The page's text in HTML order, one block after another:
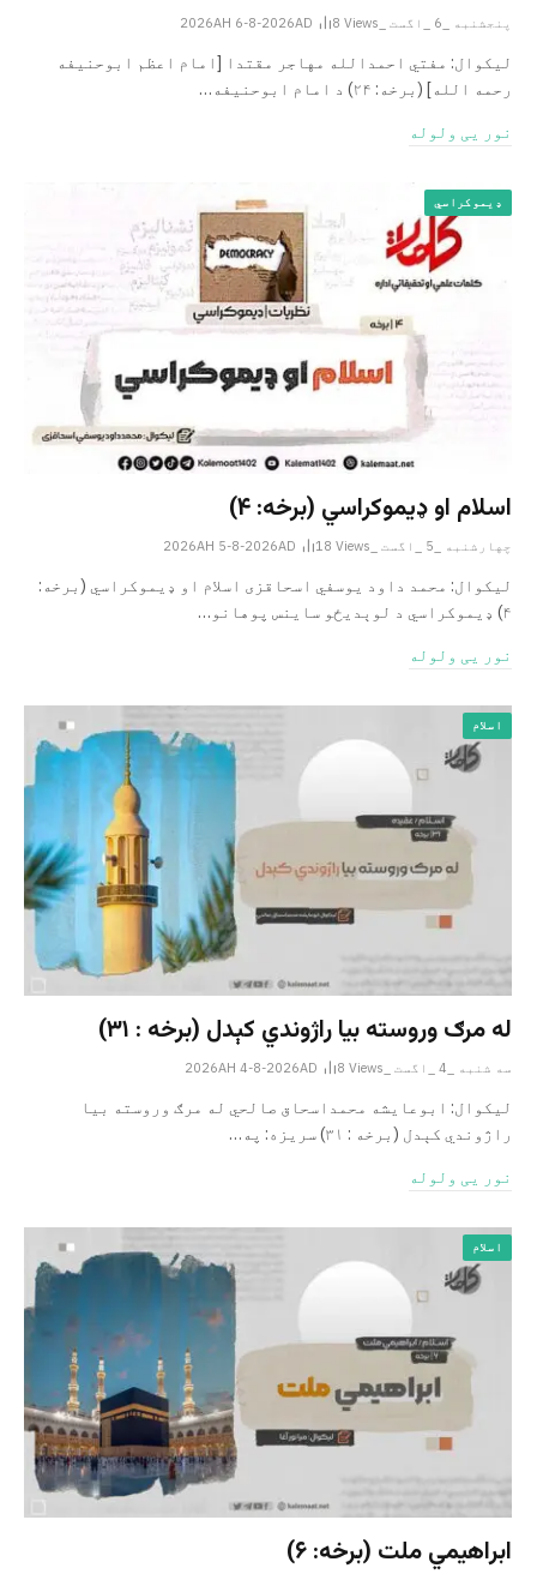
پنجشنبه _6 _اگست _2026AH 6-8-2026AD 8 Views
لیکوال: مفتي احمدالله مهاجر مقتدا [امام اعظم ابوحنیفه
رحمه الله‎] (برخه: ۲۴) د امام ابوحنيفه…
نور یی ولوله
ډیموکراسي
اسلام او ډیموکراسي (برخه: ۴)
چهارشنبه _5 _اگست _2026AH 5-8-2026AD 18 Views
لیکوال: محمد داود یوسفي اسحاقزی اسلام او ډیموکراسي (برخه:
۴) ډیموکراسي د لوېدیځو ساینس پوهانو…
نور یی ولوله
اسلام
له مرګ وروسته بیا راژوندي کېدل (برخه : ۳۱)
سه شنبه _4 _اگست _2026AH 4-8-2026AD 8 Views
لیکوال: ابوعایشه محمداسحاق صالحي له مرګ وروسته بیا
راژوندي کېدل (برخه : ۳۱) سریزه: په…
نور یی ولوله
اسلام
ابراهيمي ملت (برخه: ۶)